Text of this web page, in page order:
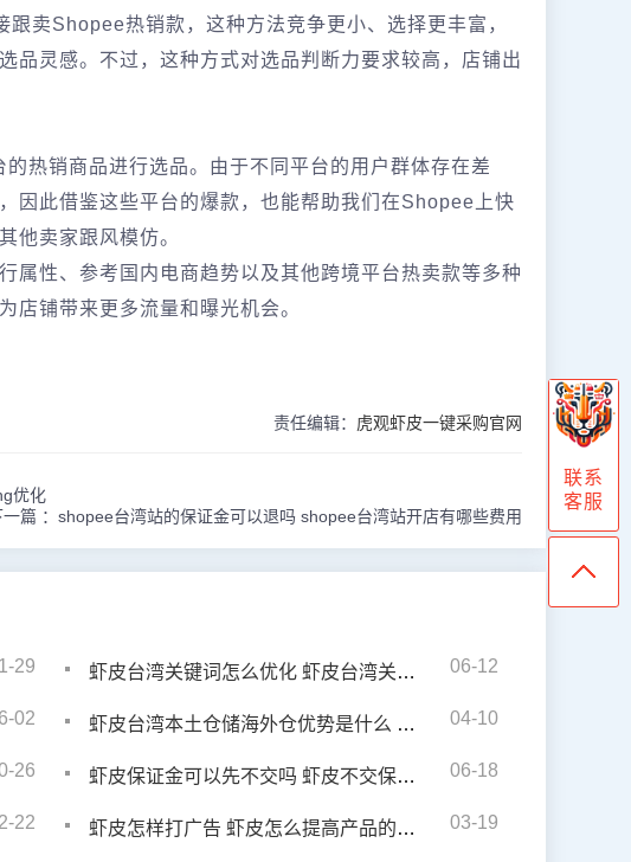
卖Shopee热销款，这种方法竞争更小、选择更丰富，
品灵感。不过，这种方式对选品判断力要求较高，店铺出
热销商品进行选品。由于不同平台的用户群体存在差
因此借鉴这些平台的爆款，也能帮助我们在Shopee上快
他卖家跟风模仿。
属性、参考国内电商趋势以及其他跨境平台热卖款等多种
店铺带来更多流量和曝光机会。
责任编辑： 虎观虾皮一键采购官网
优化
篇 ： shopee台湾站的保证金可以退吗 shopee台湾站开店有哪些费用
29 虾皮台湾关键词怎么优化 虾皮台湾关键词优化思路 06-12
02 虾皮台湾本土仓储海外仓优势是什么 虾皮台湾怎么报名新产品 04-10
26 虾皮保证金可以先不交吗 虾皮不交保证金有什么影响 06-18
22 虾皮怎样打广告 虾皮怎么提高产品的曝光 03-19
联系
客服